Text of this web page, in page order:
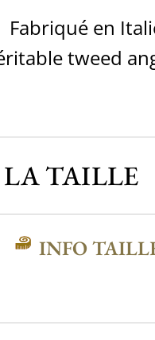
Fabriqué en
tweed
INFO